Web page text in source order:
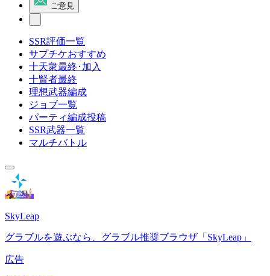
ご意見
SSR評価一覧
サプチケおすすめ
十天衆最終･加入
十賢者最終
理想武器編成
ジョブ一覧
パーティ編成投稿
SSR武器一覧
マルチバトル
SkyLeap
グラブルを遊ぶなら、グラブル推奨ブラウザ「SkyLeap」
広告